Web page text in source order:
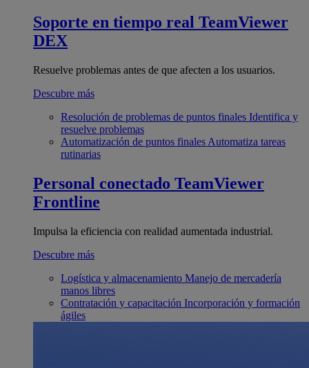
Soporte en tiempo real TeamViewer
DEX
Resuelve problemas antes de que afecten a los usuarios.
Descubre más
Resolución de problemas de puntos finales Identifica y
resuelve problemas
Automatización de puntos finales Automatiza tareas
rutinarias
Personal conectado TeamViewer
Frontline
Impulsa la eficiencia con realidad aumentada industrial.
Descubre más
Logística y almacenamiento Manejo de mercadería
manos libres
Contratación y capacitación Incorporación y formación
ágiles